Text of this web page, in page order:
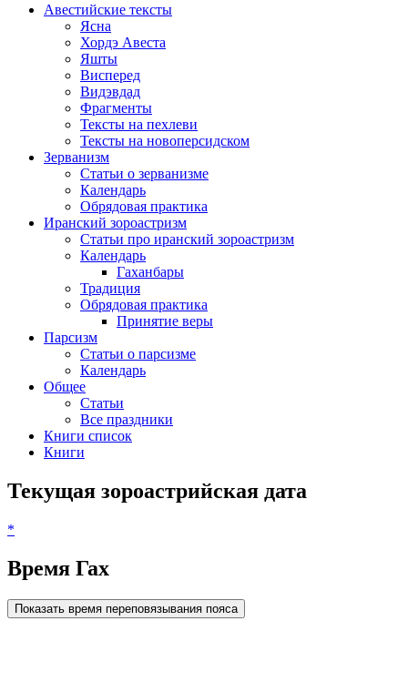
Авестийские тексты
Ясна
Хордэ Авеста
Яшты
Висперед
Видэвдад
Фрагменты
Тексты на пехлеви
Тексты на новоперсидском
Зерванизм
Статьи о зерванизме
Календарь
Обрядовая практика
Иранский зороастризм
Статьи про иранский зороастризм
Календарь
Гаханбары
Традиция
Обрядовая практика
Принятие веры
Парсизм
Статьи о парсизме
Календарь
Общее
Статьи
Все праздники
Книги список
Книги
Текущая зороастрийская дата
*
Время Гах
Показать время переповязывания пояса